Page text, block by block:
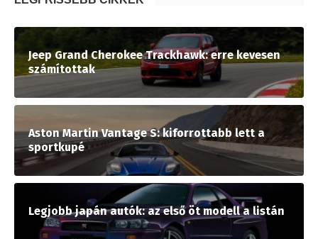
Jeep Grand Cherokee Trackhawk: erre kevesen
számítottak
Aston Martin Vantage S: kiforrottabb lett a
sportkupé
Legjobb japán autók: az első öt modell a listán